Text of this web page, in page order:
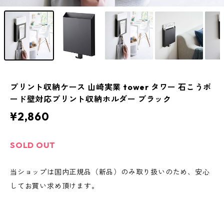
プリント収納ケース 山崎実業 tower タワー 石こうボ
ード壁対応プリント収納ホルダー ブラック
¥2,860
SOLD OUT
当ショップは国内正規品（新品）のみ取り扱いのため、安心
してお買い求め頂けます。